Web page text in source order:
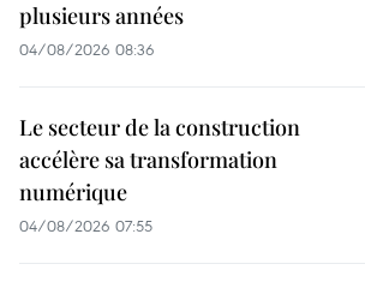
plusieurs années
04/08/2026 08:36
Le secteur de la construction
accélère sa transformation
numérique
04/08/2026 07:55